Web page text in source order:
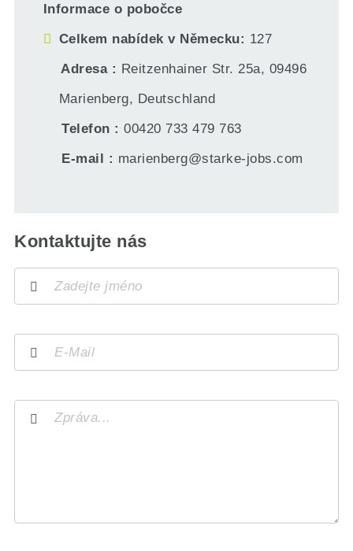
Informace o pobočce
Celkem nabídek v Německu
127
Adresa
Reitzenhainer Str. 25a, 09496
Marienberg, Deutschland
Telefon
00420 733 479 763
E-mail
marienberg@starke-jobs.com
Kontaktujte nás